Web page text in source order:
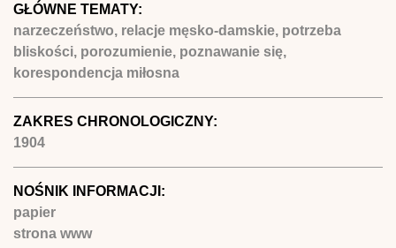
GŁÓWNE TEMATY:
narzeczeństwo, relacje męsko-damskie, potrzeba
bliskości, porozumienie, poznawanie się,
korespondencja miłosna
ZAKRES CHRONOLOGICZNY:
1904
NOŚNIK INFORMACJI:
papier
strona www